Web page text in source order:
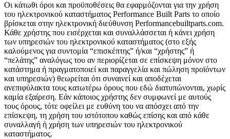
Οι κάτωθι όροι και προϋποθέσεις θα εφαρμόζονται για την χρήση
του ηλεκτρονικού καταστήματος Performance Built Parts το οποίο
βρίσκεται στην ηλεκτρονική διεύθυνση Performancebuiltparts.com.
Κάθε χρήστης που εισέρχεται και συναλλάσσεται ή κάνει χρήση
των υπηρεσιών του ηλεκτρονικού καταστήματος (στο εξής
καλούμενος για συντομία “επισκέπτης” ή/και “χρήστης” ή
“πελάτης” αναλόγως του αν περιορίζεται σε επίσκεψη μόνον στο
κατάστημα ή πραγματοποιεί και παραγγελία και πώληση προϊόντων
και υπηρεσιών) θεωρείται ότι συναινεί και αποδέχεται
ανεπιφύλακτα τους κατωτέρω όρους που εδώ διατυπώνονται, χωρίς
καμία εξαίρεση. Εάν κάποιος χρήστης δεν συμφωνεί με αυτούς
τους όρους, τότε οφείλει με ευθύνη του να απόσχει από την
επίσκεψη, τη χρήση του ιστότοπου καθώς επίσης και από κάθε
συναλλαγή ή χρήση των υπηρεσιών του ηλεκτρονικού
καταστήματος.